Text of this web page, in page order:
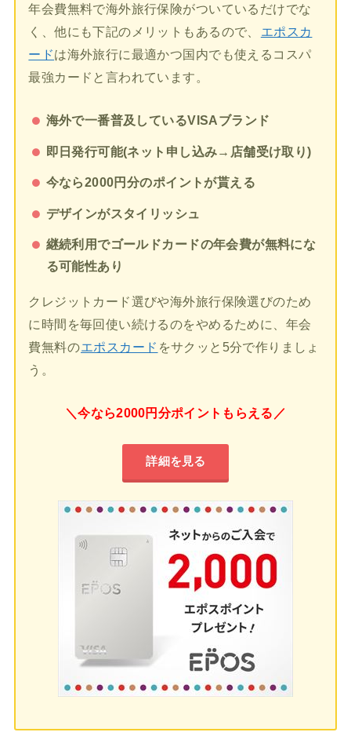
年会費無料で海外旅行保険がついているだけでな
く、他にも下記のメリットもあるので、
エポスカ
ードは海外旅行に最適かつ国内でも使えるコスパ
最強カードと言われています。
海外で一番普及しているVISAブランド
即日発行可能(ネット申し込み→店舗受け取り)
今なら2000円分のポイントが貰える
デザインがスタイリッシュ
継続利用でゴールドカードの年会費が無料にな
る可能性あり
クレジットカード選びや海外旅行保険選びのため
に時間を毎回使い続けるのをやめるために、年会
費無料のエポスカード をサクッと5分で作りましょ
う。
＼今なら2000円分ポイントもらえる／
詳細を見る